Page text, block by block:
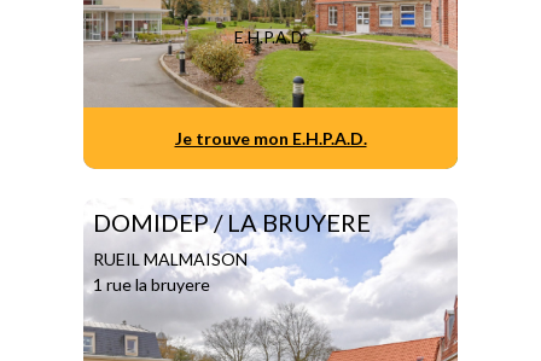
E.H.P.A.D.
Je trouve mon E.H.P.A.D.
DOMIDEP / LA BRUYERE
RUEIL MALMAISON
1 rue la bruyere